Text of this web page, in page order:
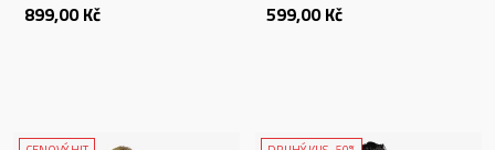
899,00 Kč 599,00 Kč